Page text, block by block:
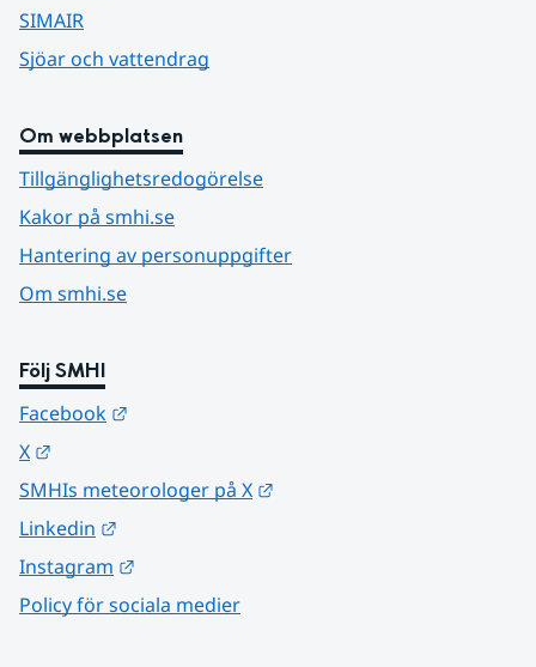
SIMAIR
Sjöar och vattendrag
Om webbplatsen
Tillgänglighetsredogörelse
Kakor på smhi.se
Hantering av personuppgifter
Om smhi.se
Följ SMHI
Facebook
X
SMHIs meteorologer på X
Linkedin
Instagram
Policy för sociala medier